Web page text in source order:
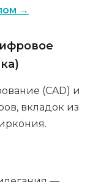
→
(CAD) и
вкладок из